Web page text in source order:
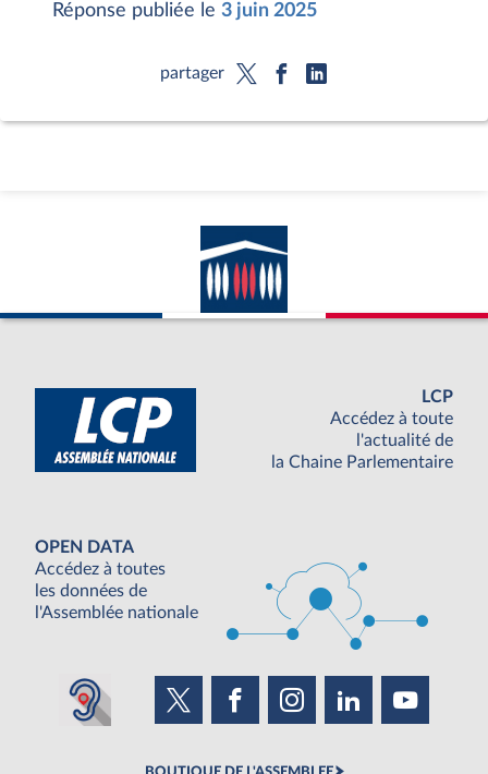
Réponse publiée le 3 juin 2025
partager
LCP
Accédez à toute
l'actualité de
la Chaine Parlementaire
OPEN DATA
Accédez à toutes
les données de
l'Assemblée nationale